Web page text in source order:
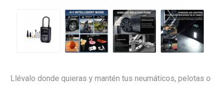
Llévalo donde quieras y mantén tus neumáticos, pelotas o